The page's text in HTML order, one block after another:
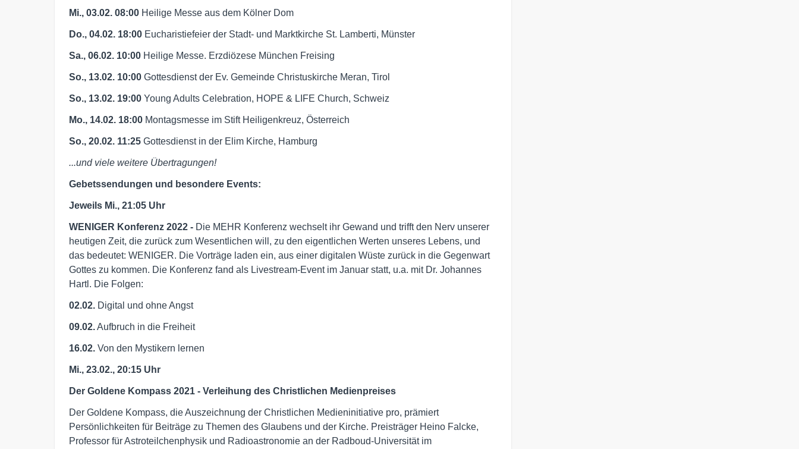
Mi., 03.02. 08:00 Heilige Messe aus dem Kölner Dom
Do., 04.02. 18:00 Eucharistiefeier der Stadt- und Marktkirche St. Lamberti, Münster
Sa., 06.02. 10:00 Heilige Messe. Erzdiözese München Freising
So., 13.02. 10:00 Gottesdienst der Ev. Gemeinde Christuskirche Meran, Tirol
So., 13.02. 19:00 Young Adults Celebration, HOPE & LIFE Church, Schweiz
Mo., 14.02. 18:00 Montagsmesse im Stift Heiligenkreuz, Österreich
So., 20.02. 11:25 Gottesdienst in der Elim Kirche, Hamburg
...und viele weitere Übertragungen!
Gebetssendungen und besondere Events:
Jeweils Mi., 21:05 Uhr
WENIGER Konferenz 2022 - Die MEHR Konferenz wechselt ihr Gewand und trifft den Nerv unserer
heutigen Zeit, die zurück zum Wesentlichen will, zu den eigentlichen Werten unseres Lebens, und
das bedeutet: WENIGER. Die Vorträge laden ein, aus einer digitalen Wüste zurück in die Gegenwart
Gottes zu kommen. Die Konferenz fand als Livestream-Event im Januar statt, u.a. mit Dr. Johannes
Hartl. Die Folgen:
02.02. Digital und ohne Angst
09.02.Aufbruch in die Freiheit
16.02. Von den Mystikern lernen
Mi., 23.02., 20:15 Uhr
Der Goldene Kompass 2021 - Verleihung des Christlichen Medienpreises
Der Goldene Kompass, die Auszeichnung der Christlichen Medieninitiative pro, prämiert
Persönlichkeiten für Beiträge zu Themen des Glaubens und der Kirche. Preisträger Heino Falcke,
Professor für Astroteilchenphysik und Radioastronomie an der Radboud-Universität im